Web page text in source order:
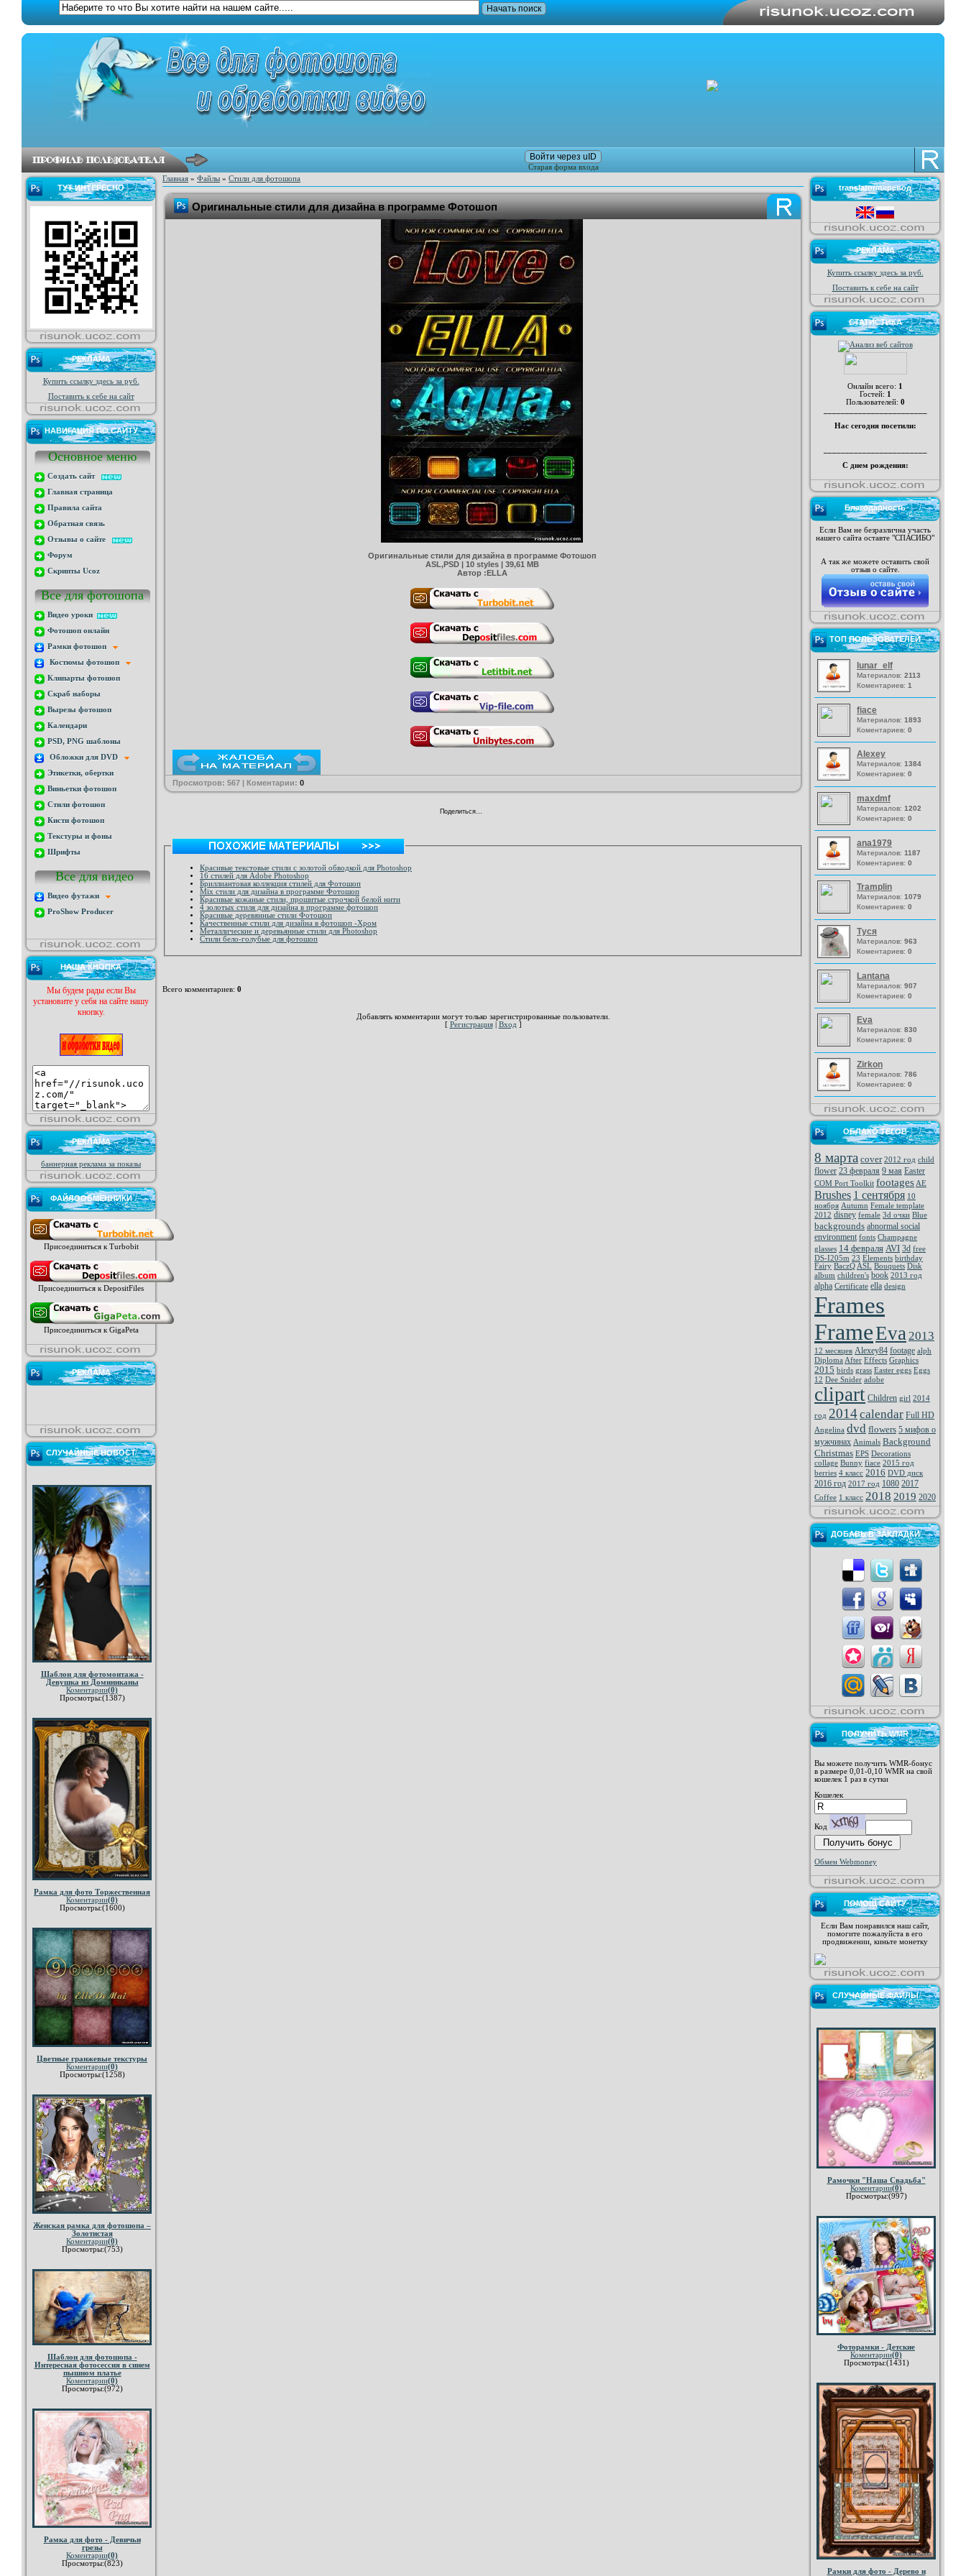
Войти через uID
Старая форма входа
ТУТ ИНТЕРЕСНО
РЕКЛАМА
Купить ссылку здесь за руб.
Поставить к себе на сайт
НАВИГАЦИЯ ПО САЙТУ
Основное меню
Создать сайт
Главная страница
Правила сайта
Обратная связь
Отзывы о сайте
Форум
Скрипты Ucoz
Все для фотошопа
Видео уроки
Фотошоп онлайн
Рамки фотошоп
Костюмы фотошоп
Клипарты фотошоп
Скраб наборы
Вырезы фотошоп
Календари
PSD, PNG шаблоны
Обложки для DVD
Этикетки, обертки
Виньетки фотошоп
Стили фотошоп
Кисти фотошоп
Текстуры и фоны
Шрифты
Все для видео
Видео футажи
ProShow Producer
НАША КНОПКА
Мы будем рады если Вы
установите у себя на сайте нашу
кнопку.
РЕКЛАМА
баннерная реклама за показы
ФАЙЛООБМЕННИКИ
Присоединиться к Turbobit
Присоединиться к DepositFiles
Присоединиться к GigaPeta
РЕКЛАМА
СЛУЧАЙНЫЕ НОВОСТ
Шаблон для фотомонтажа -
Девушка из Доминиканы
Коментарии(0)
Просмотры:(1387)
Рамка для фото Торжественная
Коментарии(0)
Просмотры:(1600)
Цветные гранжевые текстуры
Коментарии(0)
Просмотры:(1258)
Женская рамка для фотошопа –
Золотистая
Коментарии(0)
Просмотры:(753)
Шаблон для фотошопа -
Интересная фотосессия в синем
пышном платье
Коментарии(0)
Просмотры:(972)
Рамка для фото - Девичьи
грезы
Коментарии(0)
Просмотры:(823)
Главная » Файлы » Стили для фотошопа
Оригинальные стили для дизайна в программе Фотошоп
Оригинальные стили для дизайна в программе Фотошоп
ASL,PSD | 10 styles | 39,61 MB
Автор :ELLA
Просмотров: 567 | Коментарии: 0
Поделиться…
Красивые текстовые стили с золотой обводкой для Photoshop
16 стилей для Adobe Photoshop
Бриллиантовая коллекция стилей для Фотошоп
Mix стили для дизайна в программе Фотошоп
Красивые кожаные стили, прошитые строчкой белой нити
4 золотых стиля для дизайна в программе фотошоп
Красивые деревянные стили Фотошоп
Качественные стили для дизайна в фотошоп -Хром
Металлические и деревьянные стили для Photoshop
Стили бело-голубые для фотошоп
Всего комментариев: 0
Добавлять комментарии могут только зарегистрированные пользователи.
[ Регистрация| Вход ]
translator/перевод
РЕКЛАМА
Купить ссылку здесь за руб.
Поставить к себе на сайт
СТАТИСТИКА
Онлайн всего: 1
Гостей: 1
Пользователей: 0
Нас сегодня посетили:
С днем рождения:
Благодарность
Если Вам не безразлична участь
нашего сайта оставте "СПАСИБО"
А так же можете оставить свой
отзыв о сайте.
ТОП ПОЛЬЗОВАТЕЛЕЙ
lunar_elf
Материалов: 2113
Коментариев: 1
fiace
Материалов: 1893
Коментариев: 0
Alexey
Материалов: 1384
Коментариев: 0
maxdmf
Материалов: 1202
Коментариев: 0
ana1979
Материалов: 1187
Коментариев: 0
Tramplin
Материалов: 1079
Коментариев: 0
Туся
Материалов: 963
Коментариев: 0
Lantana
Материалов: 907
Коментариев: 0
Eva
Материалов: 830
Коментариев: 0
Zirkon
Материалов: 786
Коментариев: 0
ОБЛАКО ТЕГОВ
8 марта cover 2012 год child
flower 23 февраля 9 мая Easter
COM Port Toolkit footages AE
Brushes 1 сентября 10
ноября Autumn Female template
2012 disney female 3d очки Blue
backgrounds abnormal social
environment fonts Champagne
glasses 14 февраля AVI 3d free
DS-I205m 23 Elements birthday
Fairy BaczQ ASL Bouquets Disk
album children's book 2013 год
alpha Certificate ella design
Frames
FrameEva 2013
12 месяцев Alexey84 footage alph
Diploma After Effects Graphics
2015 birds grass Easter eggs Eggs
12 Dee Snider adobe
clipart Children girl 2014
год 2014calendar Full HD
Angelina dvd flowers 5 мифов о
мужчинах Animals Background
Christmas EPS Decorations
collage Bunny fiace 2015 год
berries 4 класс 2016 DVD диск
2016 год 2017 год 1080 2017
Coffee 1 класс 2018 2019 2020
ДОБАВЬ В ЗАКЛАДКИ
ПОЛУЧИТЬ WMR
Вы можете получить WMR-бонус
в размере 0,01-0,10 WMR на свой
кошелек 1 раз в сутки
Кошелек
Код
Обмен Webmoney
ПОМОЩ САЙТУ
Если Вам понравился наш сайт,
помогите пожалуйста в его
продвижении, киньте монетку
СЛУЧАЙНЫЕ ФАЙЛЫ
Рамочки "Наша Свадьба"
Коментарии(0)
Просмотры:(997)
Фоторамки - Детские
Коментарии(0)
Просмотры:(1431)
Рамки для фото - Дерево и